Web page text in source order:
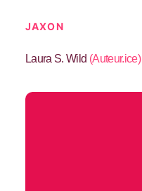
JAXON
Laura S. Wild (Auteur.ice)